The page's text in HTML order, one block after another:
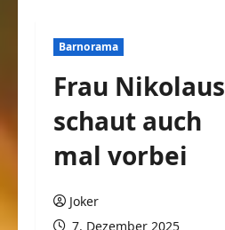
Barnorama
Frau Nikolaus
schaut auch
mal vorbei
Joker
7. Dezember 2025